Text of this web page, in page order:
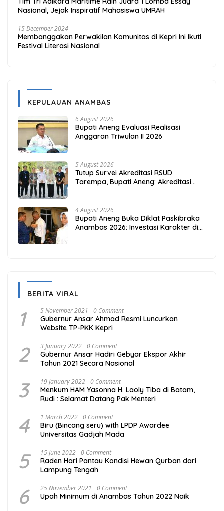
Nasional, Jejak Inspiratif Mahasiswa UMRAH
15 December 2024
Membanggakan Perwakilan Komunitas di Kepri Ini Ikuti
Festival Literasi Nasional
KEPULAUAN ANAMBAS
6 August 2026
Bupati Aneng Evaluasi Realisasi
Anggaran Triwulan II 2026
5 August 2026
Tutup Survei Akreditasi RSUD
Tarempa, Bupati Aneng: Akreditasi
4 August 2026
Bupati Aneng Buka Diklat Paskibraka
Anambas 2026: Investasi Karakter di
BERITA VIRAL
1 5 November 2021 0 Comment
Gubernur Ansar Ahmad Resmi Luncurkan
Website TP-PKK Kepri
2 3 January 2022 0 Comment
Gubernur Ansar Hadiri Gebyar Ekspor Akhir
Tahun 2021 Secara Nasional
3 19 January 2022 0 Comment
Menkum HAM Yasonna H. Laoly Tiba di Batam,
Rudi : Selamat Datang Pak Menteri
4 1 March 2022 0 Comment
Biru (Bincang seru) with LPDP Awardee
Universitas Gadjah Mada
5 15 June 2022 0 Comment
Raden Hari Pantau Kondisi Hewan Qurban dari
Lampung Tengah
6 25 November 2021 0 Comment
Upah Minimum di Anambas Tahun 2022 Naik